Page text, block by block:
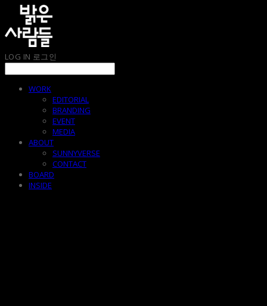
LOG IN 로그인
WORK
EDITORIAL
BRANDING
EVENT
MEDIA
ABOUT
SUNNYVERSE
CONTACT
BOARD
INSIDE